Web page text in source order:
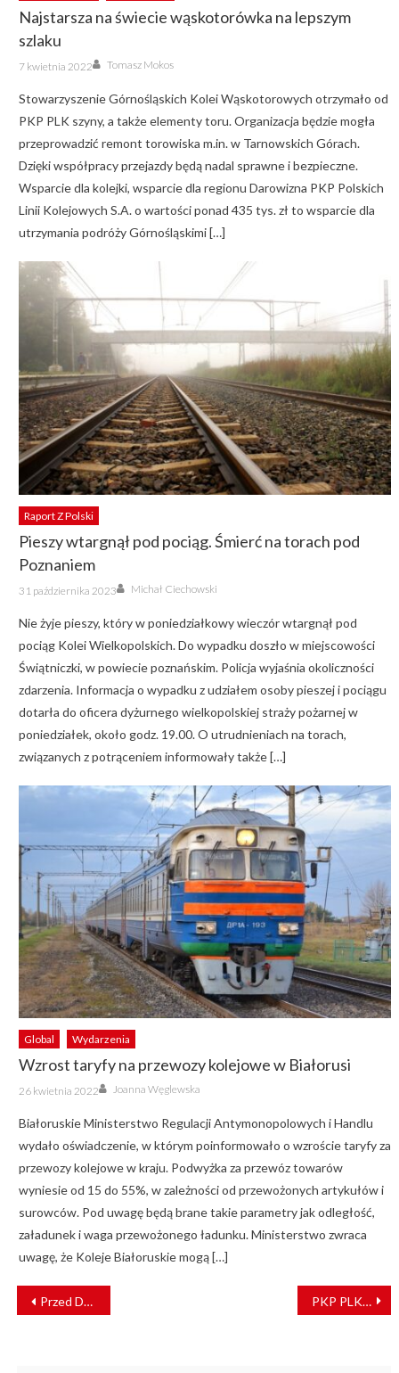
Najstarsza na świecie wąskotorówka na lepszym
szlaku
Posted
on
7 kwietnia 2022 Author
Tomasz Mokos
Stowarzyszenie Górnośląskich Kolei Wąskotorowych otrzymało od
PKP PLK szyny, a także elementy toru. Organizacja będzie mogła
przeprowadzić remont torowiska m.in. w Tarnowskich Górach.
Dzięki współpracy przejazdy będą nadal sprawne i bezpieczne.
Wsparcie dla kolejki, wsparcie dla regionu Darowizna PKP Polskich
Linii Kolejowych S.A. o wartości ponad 435 tys. zł to wsparcie dla
utrzymania podróży Górnośląskimi […]
Raport Z Polski
Pieszy wtargnął pod pociąg. Śmierć na torach pod
Poznaniem
Posted
on
31 października 2023 Author
Michał Ciechowski
Nie żyje pieszy, który w poniedziałkowy wieczór wtargnął pod
pociąg Kolei Wielkopolskich. Do wypadku doszło w miejscowości
Świątniczki, w powiecie poznańskim. Policja wyjaśnia okoliczności
zdarzenia. Informacja o wypadku z udziałem osoby pieszej i pociągu
dotarła do oficera dyżurnego wielkopolskiej straży pożarnej w
poniedziałek, około godz. 19.00. O utrudnieniach na torach,
związanych z potrąceniem informowały także […]
Global Wydarzenia
Wzrost taryfy na przewozy kolejowe w Białorusi
Posted
on
26 kwietnia 2022 Author
Joanna Węglewska
Białoruskie Ministerstwo Regulacji Antymonopolowych i Handlu
wydało oświadczenie, w którym poinformowało o wzroście taryfy za
przewozy kolejowe w kraju. Podwyżka za przewóz towarów
wyniesie od 15 do 55%, w zależności od przewożonych artykułów i
surowców. Pod uwagę będą brane takie parametry jak odległość,
załadunek i waga przewożonego ładunku. Ministerstwo zwraca
uwagę, że Koleje Białoruskie mogą […]
NAWIGACJA
WPISU
Przed Dworcem Głównym we Wrocławiu można oddać krew PKP PLK zwiększają dostęp do kolei w kujawsko-pomorskim